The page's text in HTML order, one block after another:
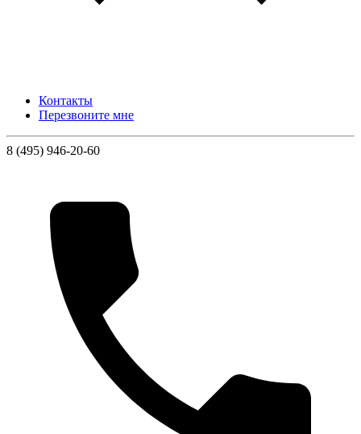
Контакты
Перезвоните мне
8 (495) 946-20-60